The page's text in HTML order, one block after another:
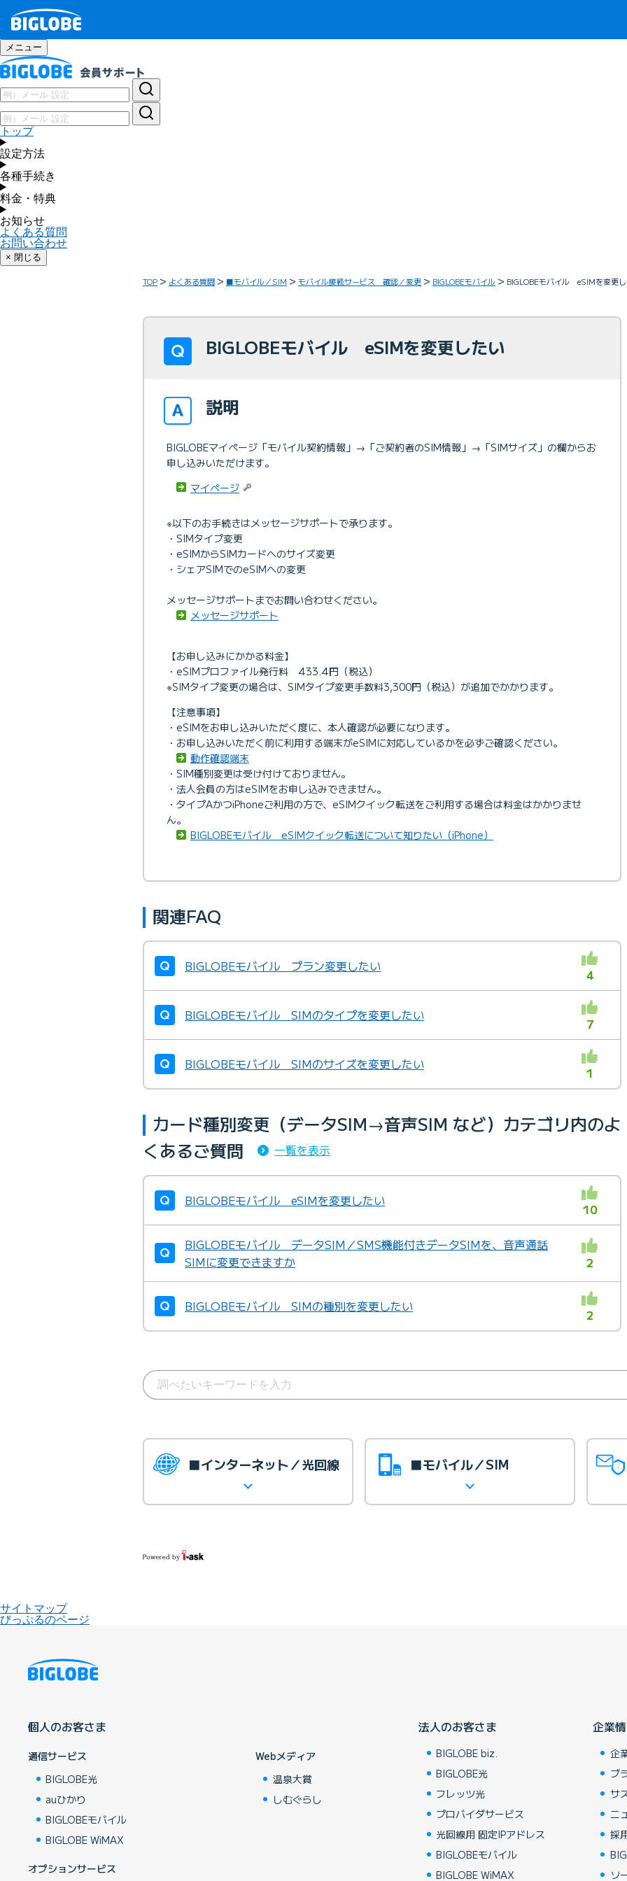
メニュー
トップ
設定方法
各種手続き
料金・特典
お知らせ
よくある質問
お問い合わせ
× 閉じる
TOP よくある質問 ■モバイル／SIM モバイル接続サービス 確認／変更 BIGLOBEモバイル BIGLOBEモバイル eSIMを変更
BIGLOBEモバイル eSIMを変更したい
説明
BIGLOBEマイページ「モバイル契約情報」→「ご契約者のSIM情報」→「SIMサイズ」の欄からお
申し込みいただけます。
マイページ
※以下のお手続きはメッセージサポートで承ります。
・SIMタイプ変更
・eSIMからSIMカードへのサイズ変更
・シェアSIMでのeSIMへの変更
メッセージサポートまでお問い合わせください。
メッセージサポート
【お申し込みにかかる料金】
・eSIMプロファイル発行料 433.4円（税込）
※SIMタイプ変更の場合は、SIMタイプ変更手数料3,300円（税込）が追加でかかります。
【注意事項】
・eSIMをお申し込みいただく度に、本人確認が必要になります。
・お申し込みいただく前に利用する端末がeSIMに対応しているかを必ずご確認ください。
動作確認端末
・SIM種別変更は受け付けておりません。
・法人会員の方はeSIMをお申し込みできません。
・タイプAかつiPhoneご利用の方で、eSIMクイック転送をご利用する場合は料金はかかりませ
ん。
BIGLOBEモバイル eSIMクイック転送について知りたい（iPhone）
関連FAQ
BIGLOBEモバイル プラン変更したい
4
BIGLOBEモバイル SIMのタイプを変更したい
7
BIGLOBEモバイル SIMのサイズを変更したい
1
カード種別変更（データSIM→音声SIM など）カテゴリ内のよ
くあるご質問
一覧を表示
BIGLOBEモバイル eSIMを変更したい
10
BIGLOBEモバイル データSIM／SMS機能付きデータSIMを、音声通話
SIMに変更できますか
2
BIGLOBEモバイル SIMの種別を変更したい
2
■インターネット／光回線 ■モバイル／SIM
サイトマップ
びっぷるのページ
個人のお客さま
通信サービス
BIGLOBE光
auひかり
BIGLOBEモバイル
BIGLOBE WiMAX
オプションサービス
Webメディア
温泉大賞
しむぐらし
法人のお客さま
BIGLOBE biz.
BIGLOBE光
フレッツ光
プロバイダサービス
光回線用 固定IPアドレス
BIGLOBEモバイル
BIGLOBE WiMAX
企業
企
ブ
サ
ニ
採
ソ